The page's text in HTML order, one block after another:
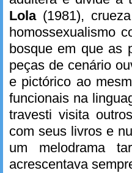
Lola (1981),
homossexualismo
bosque em que as
peças de cenário
e pictórico ao
funcionais na
travesti visita
com seus livros e
um melodrama
acrescentava